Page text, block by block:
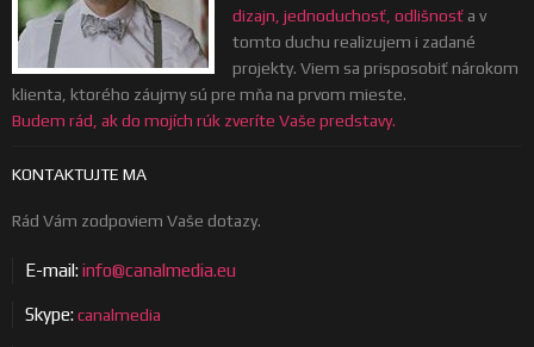
dizajn, jednoduchosť, odlišnosť a v
tomto duchu realizujem i zadané
projekty. Viem sa prisposobiť nárokom
klienta, ktorého záujmy sú pre mňa na prvom mieste.
Budem rád, ak do mojích rúk zveríte Vaše predstavy.
KONTAKTUJTE MA
Rád Vám zodpoviem Vaše dotazy.
E-mail:info@canalmedia.eu
Skype:canalmedia